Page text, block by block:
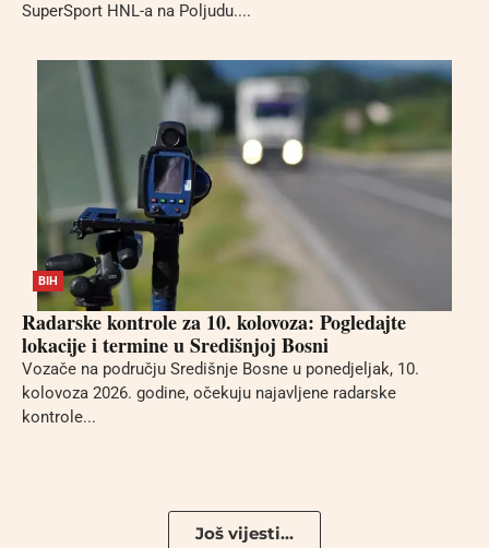
SuperSport HNL-a na Poljudu....
BIH
Radarske kontrole za 10. kolovoza: Pogledajte
lokacije i termine u Središnjoj Bosni
Vozače na području Središnje Bosne u ponedjeljak, 10.
kolovoza 2026. godine, očekuju najavljene radarske
kontrole...
Još vijesti...